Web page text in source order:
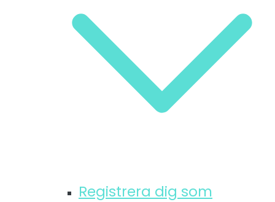
Registrera dig som